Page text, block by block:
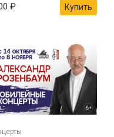
₽ Купить